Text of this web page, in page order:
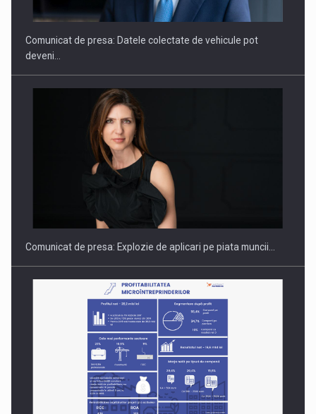
Hard Enduro Piatra Craiului 2026, fueled by benzinariile RO…
Comunicat de presa: Datele colectate de vehicule pot
deveni…
Comunicat de presa: Explozie de aplicari pe piata muncii…